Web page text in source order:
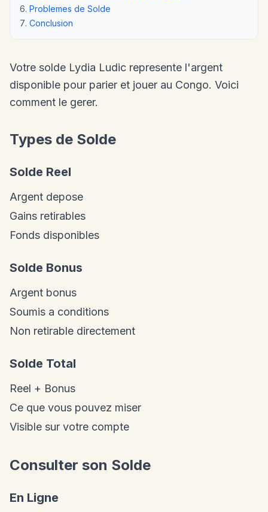
Problemes de Solde
Conclusion
Votre solde Lydia Ludic represente l'argent
disponible pour parier et jouer au Congo. Voici
comment le gerer.
Types de Solde
Solde Reel
Argent depose
Gains retirables
Fonds disponibles
Solde Bonus
Argent bonus
Soumis a conditions
Non retirable directement
Solde Total
Reel + Bonus
Ce que vous pouvez miser
Visible sur votre compte
Consulter son Solde
En Ligne